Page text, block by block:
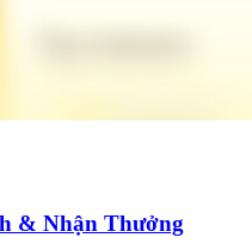
& Nhận Thưởng